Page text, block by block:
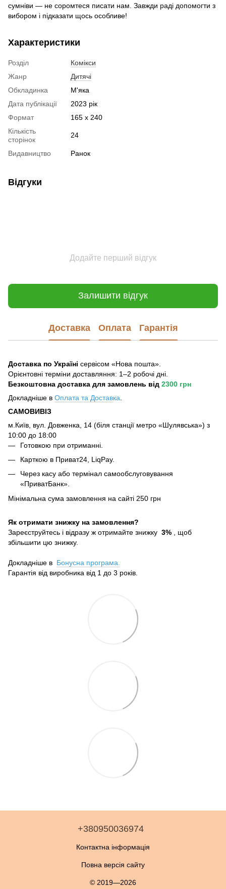
сумніви — не соромтеся писати нам. Завжди раді допомогти з
вибором і підказати щось особливе!
Характеристики
Розділ
Комікси
Жанр
Дитячі
Обкладинка
М'яка
Дата публікації
2023 рік
Формат
165 х 240
Кількість
сторінок
24
Видавництво Ранок
Відгуки
Додайте перший відгук
Залишити відгук
Доставка Оплата Гарантія
Доставка по Україні сервісом «Нова пошта».
Орієнтовні терміни доставляння: 1–2 робочі дні.
Безкоштовна доставка для замовлень від 2300 грн
Докладніше в Оплата та Доставка
САМОВИВІЗ
м.Київ, вул. Довженка, 14 (біля станції метро «Шулявська») з
10:00 до 18:00
Готовкою при отриманні.
Карткою в Приват24, LiqPay.
Через касу або термінал самообслуговування
«ПриватБанк».
Мінімальна сума замовлення на сайті 250 грн
Як отримати знижку на замовлення?
Зареєструйтесь і відразу ж отримайте знижку 3% , щоб
збільшити цю знижку.
Докладніше в Бонусна програма.
Гарантія від виробника від 1 до 3 років.
+380950036974
Контактна інформація
Повна версія сайту
© 2019—2026